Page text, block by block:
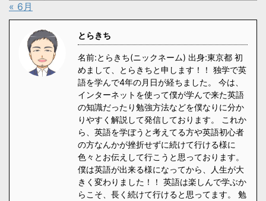
« 6月
とらきち
名前:とらきち(ニックネーム) 出身:東京都 初
めまして、とらきちと申します！！ 独学で英
語を学んで4年の月日が経ちました。 今は、
インターネットを使って僕が学んで来た英語
の知識だったり勉強方法などを僕なりに分か
りやすく解説して発信しております。 これか
ら、英語を学ぼうと考えてる方や英語初心者
の方なんかが挫折せずに続けて行ける様に
色々とお伝えして行こうと思っております。
僕は英語が出来る様になってから、人生が大
きく変わりました！！ 英語は楽しんで学ぶか
らこそ、長く続けて行けると思ってます。 勉